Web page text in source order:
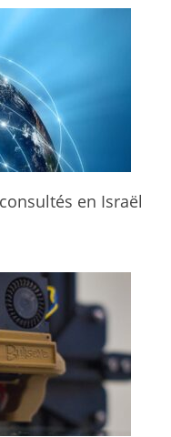
en Israël